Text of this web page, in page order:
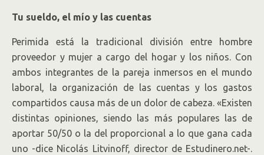
Tu sueldo, el mío y las cuentas
Perimida está la tradicional división entre hombre
proveedor y mujer a cargo del hogar y los niños. Con
ambos integrantes de la pareja inmersos en el mundo
laboral, la organización de las cuentas y los gastos
compartidos causa más de un dolor de cabeza. «Existen
distintas opiniones, siendo las más populares las de
aportar 50/50 o la del proporcional a lo que gana cada
uno -dice Nicolás Litvinoff, director de Estudinero.net-.